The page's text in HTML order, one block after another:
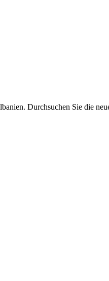
Durchsuchen Sie die